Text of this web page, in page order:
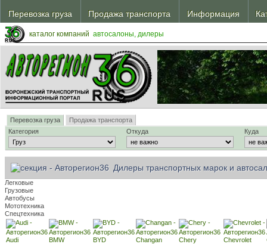
Перевозка груза
обл.
Транспорт
обл.
обл.
Продажа транспорта
В автосалонах
Информация
Шинный калькулятор
каталог компаний автосалоны, дилеры
Перевозка груза
Продажа транспорта
Категория
Откуда Куда
Дилеры транспортных марок и
Легковые
Грузовые
Автобусы
Мототехника
Спецтехника
Audi BMW BYD Changan Chery Chevrolet